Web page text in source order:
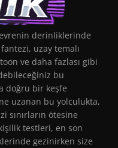
evrenin derinliklerinde
uzay temalı
ve daha fazlası gibi
bu
doğru bir keşfe
uzanan bu yolculukta,
sınırların ötesine
testleri, en son
gezinirken size